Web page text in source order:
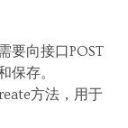
要向接口POST
保存。
方法，用于